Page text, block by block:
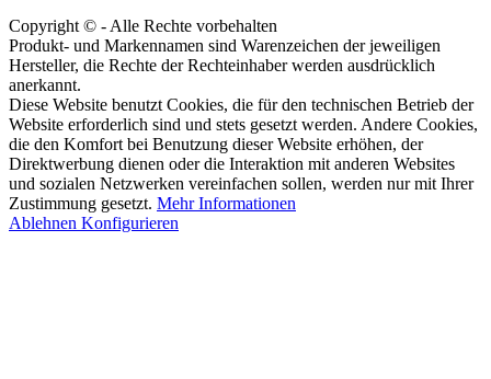
Copyright © - Alle Rechte vorbehalten
Produkt- und Markennamen sind Warenzeichen der jeweiligen
Hersteller, die Rechte der Rechteinhaber werden ausdrücklich
anerkannt.
Diese Website benutzt Cookies, die für den technischen Betrieb der
Website erforderlich sind und stets gesetzt werden. Andere Cookies,
die den Komfort bei Benutzung dieser Website erhöhen, der
Direktwerbung dienen oder die Interaktion mit anderen Websites
und sozialen Netzwerken vereinfachen sollen, werden nur mit Ihrer
Zustimmung gesetzt. Mehr Informationen
Ablehnen Konfigurieren